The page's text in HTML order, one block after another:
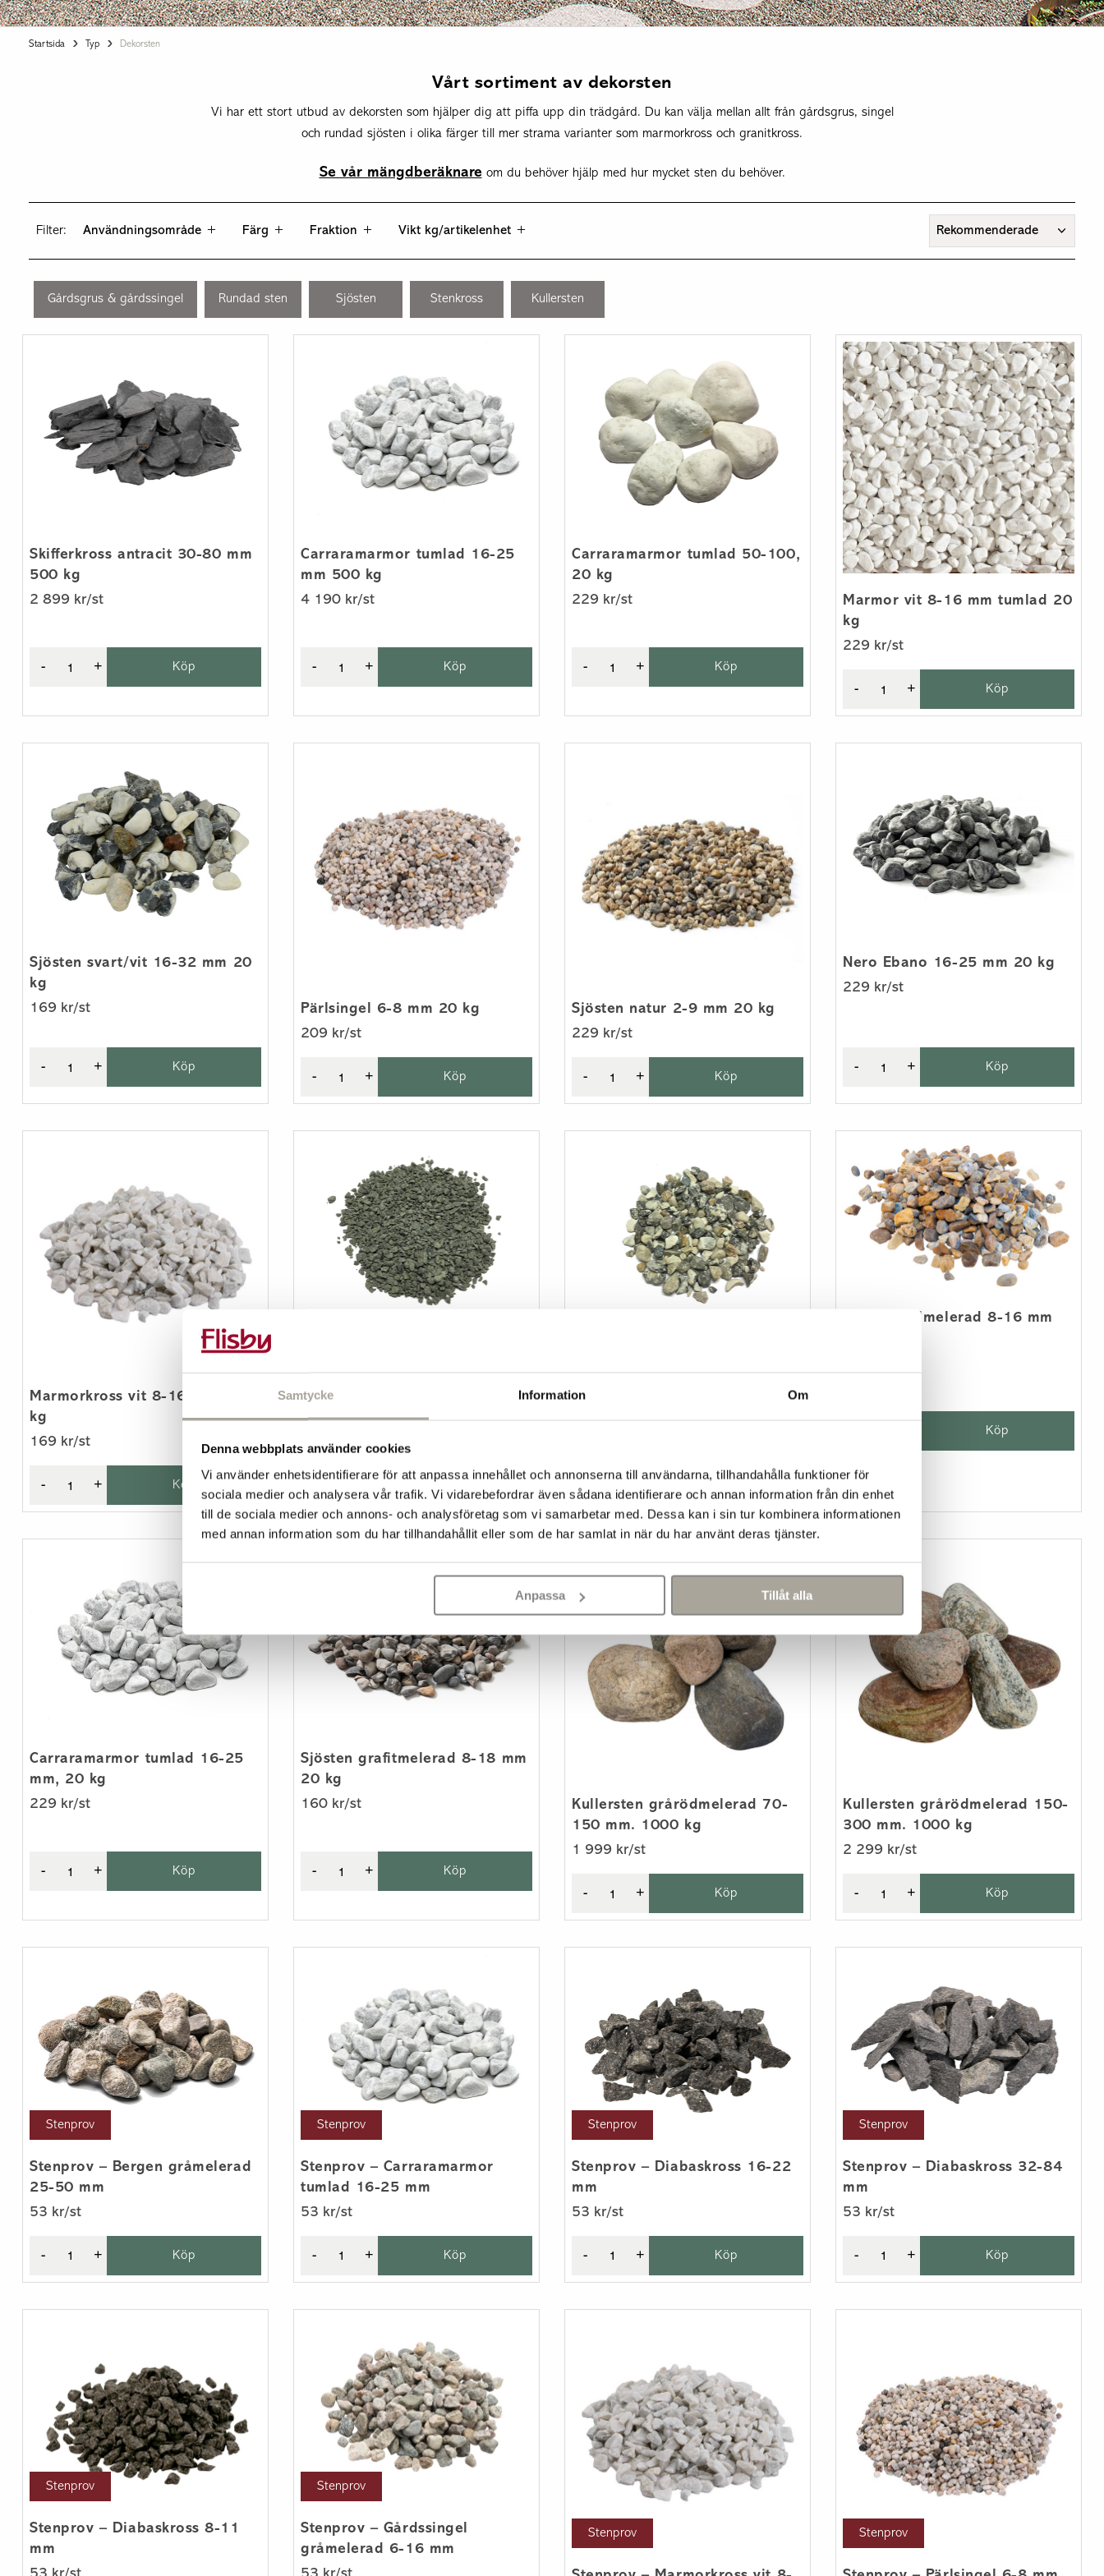
Samtycke Information Om
Denna webbplats använder cookies
Vi använder enhetsidentifierare för att anpassa innehållet och annonserna till användarna, tillhandahålla funktioner för
sociala medier och analysera vår trafik. Vi vidarebefordrar även sådana identifierare och annan information från din enhet
till de sociala medier och annons- och analysföretag som vi samarbetar med. Dessa kan i sin tur kombinera informationen
med annan information som du har tillhandahållit eller som de har samlat in när du har använt deras tjänster.
Anpassa Tillåt alla
Outlet »
TILLBEHÖR
Redskap & verktyg
Rengöring & impregnering
Underlagsmaterial
Utebelysning
Övrigt
Bra att veta om natursten
Startsida Typ Dekorsten
Vårt sortiment av dekorsten
Vi har ett stort utbud av dekorsten som hjälper dig att piffa upp din trädgård. Du kan välja mellan allt från gårdsgrus, singel
och rundad sjösten i olika färger till mer strama varianter som marmorkross och granitkross.
Se vår mängdberäknareom du behöver hjälp med hur mycket sten du behöver.
Filter: Användningsområde Färg Fraktion Vikt kg/artikelenhet
Gårdsgrus & gårdssingel Rundad sten Sjösten Stenkross Kullersten
Skifferkross antracit 30-80 mm
500 kg
2 899 kr/st
- + Köp
Carraramarmor tumlad 16-25
mm 500 kg
4 190 kr/st
- + Köp
Carraramarmor tumlad 50-100,
20 kg
229 kr/st
- + Köp
Marmor vit 8-16 mm tumlad 20
kg
229 kr/st
- + Köp
Sjösten svart/vit 16-32 mm 20
kg
169 kr/st
- + Köp
Pärlsingel 6-8 mm 20 kg
209 kr/st
- + Köp
Sjösten natur 2-9 mm 20 kg
229 kr/st
- + Köp
Nero Ebano 16-25 mm 20 kg
229 kr/st
- + Köp
Marmorkross vit 8-16 mm 20
kg
169 kr/st
- + Köp
179 kr/st
kg
169 kr/st
Sjösten gulmelerad 8-16 mm
Köp
Carraramarmor tumlad 16-25
mm, 20 kg
229 kr/st
- + Köp
Sjösten grafitmelerad 8-18 mm
20 kg
160 kr/st
- + Köp
Kullersten grårödmelerad 70-
150 mm. 1000 kg
1 999 kr/st
- + Köp
Kullersten grårödmelerad 150-
300 mm. 1000 kg
2 299 kr/st
- + Köp
Stenprov
Stenprov – Bergen gråmelerad
25-50 mm
53 kr/st
- + Köp
Stenprov
Stenprov – Carraramarmor
tumlad 16-25 mm
53 kr/st
- + Köp
Stenprov
Stenprov – Diabaskross 16-22
mm
53 kr/st
- + Köp
Stenprov
Stenprov – Diabaskross 32-84
mm
53 kr/st
- + Köp
Stenprov
Stenprov – Diabaskross 8-11
mm
Stenprov
Stenprov – Gårdssingel
gråmelerad 6-16 mm
Stenprov Stenprov